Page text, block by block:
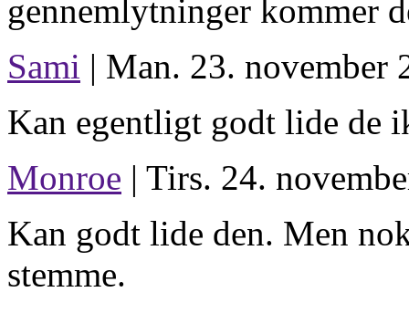
gennemlytninger kommer
Sami | Man. 23. november
Kan egentligt godt lide de
Monroe | Tirs. 24.
Kan godt lide den. Men
stemme.